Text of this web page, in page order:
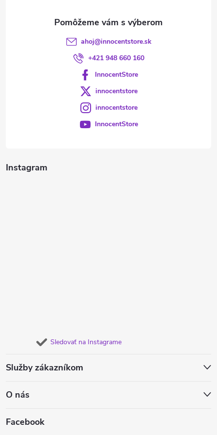
Instagram
Sledovať na Instagrame
Služby zákazníkom
O nás
Facebook
ahoj@innocentstore.sk
+421 948 660 160
InnocentStore
innocentstore
innocentstore
InnocentStore